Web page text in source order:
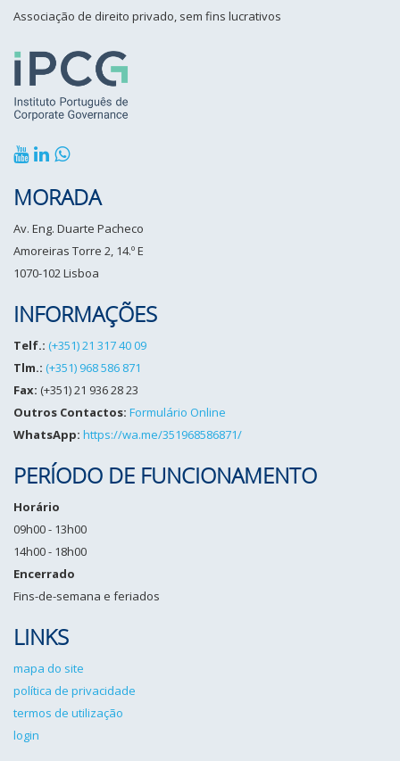
Associação de direito privado, sem fins lucrativos
MORADA
Av. Eng. Duarte Pacheco
Amoreiras Torre 2, 14.º E
1070-102 Lisboa
INFORMAÇÕES
Telf.: (+351) 21 317 40 09
Tlm.: (+351) 968 586 871
Fax: (+351) 21 936 28 23
Outros Contactos: Formulário Online
WhatsApp: https://wa.me/351968586871/
PERÍODO DE FUNCIONAMENTO
Horário
09h00 - 13h00
14h00 - 18h00
Encerrado
Fins-de-semana e feriados
LINKS
mapa do site
política de privacidade
termos de utilização
login